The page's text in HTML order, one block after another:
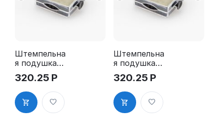
Штемпельна
я подушка
для GRM
4925 2Pads
320.25 Р
Штемпельна
я подушка
для GRM
4925 2Pads,
синяя
320.25 Р